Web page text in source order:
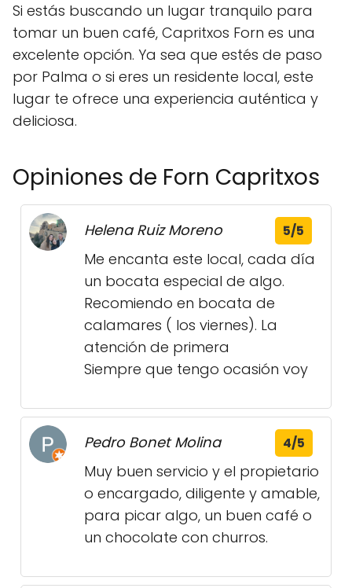
Si estás buscando un lugar tranquilo para
tomar un buen café, Capritxos Forn es una
excelente opción. Ya sea que estés de paso
por Palma o si eres un residente local, este
lugar te ofrece una experiencia auténtica y
deliciosa.
Opiniones de Forn Capritxos
Helena Ruiz Moreno 5/5
Me encanta este local, cada día
un bocata especial de algo.
Recomiendo en bocata de
calamares ( los viernes). La
atención de primera
Siempre que tengo ocasión voy
Pedro Bonet Molina 4/5
Muy buen servicio y el propietario
o encargado, diligente y amable,
para picar algo, un buen café o
un chocolate con churros.